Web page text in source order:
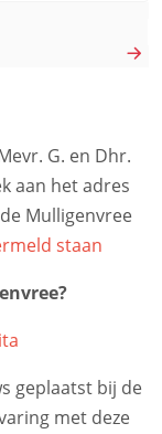
G. en Dhr.
aan het adres
Mulligenvree
staan
geplaatst bij de
met deze